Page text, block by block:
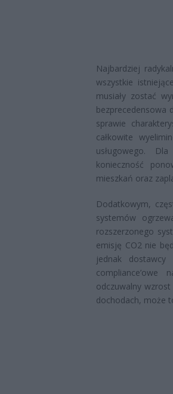
Najbardziej
wszystkie
musiały zostać
bezprecedensowa
sprawie
całkowite
usługowego.
konieczność
mieszkań oraz
Dodatkowym,
systemów
rozszerzonego
emisję CO2 nie
jednak
odczuwalny
dochodach, może